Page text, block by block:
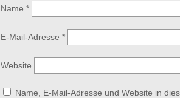
Name *
E-Mail-Adresse *
Website
Name, E-Mail-Adresse und Website in